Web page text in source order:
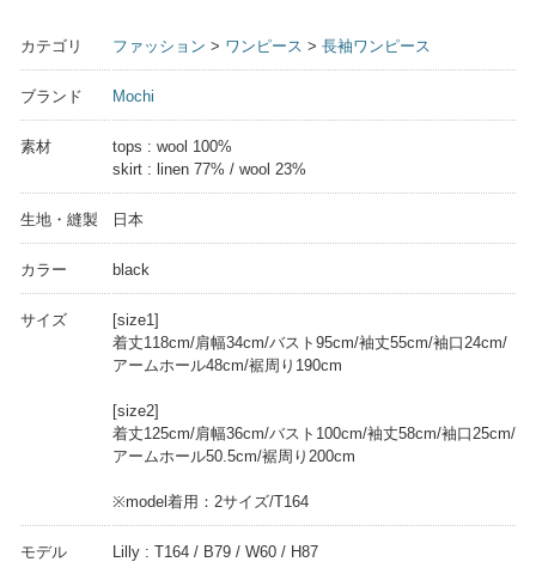
カテゴリ ファッション > ワンピース > 長袖ワンピース
ブランド Mochi
素材
tops : wool 100%
skirt : linen 77% / wool 23%
生地・縫製 日本
カラー black
サイズ
[size1]
着丈118cm/肩幅34cm/バスト95cm/袖丈55cm/袖口24cm/
アームホール48cm/裾周り190cm
[size2]
着丈125cm/肩幅36cm/バスト100cm/袖丈58cm/袖口25cm/
アームホール50.5cm/裾周り200cm
※model着用：2サイズ/T164
モデル Lilly : T164 / B79 / W60 / H87